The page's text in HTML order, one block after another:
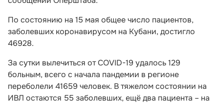
По состоянию на 15 мая общее число пациентов,
заболевших коронавирусом на Кубани, достигло
46928.
За сутки вылечиться от COVID-19 удалось 129
больным, всего с начала пандемии в регионе
переболели 41659 человек. В тяжелом состоянии на
ИВЛ остаются 55 заболевших, ещё два пациента – на